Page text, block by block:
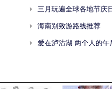
三月玩遍全球各地节庆
海南别致游路线推荐
爱在泸沽湖:两个人的午